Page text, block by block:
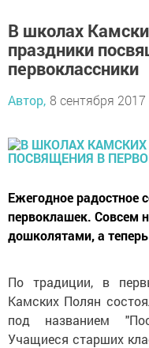
В школах
праздники
первоклассники
Автор, 8 сентября 2017
Ежегодное
первоклашек. Совсем
дошколятами, а
По традиции, в
Камских Полян
под названием
Учащиеся старших